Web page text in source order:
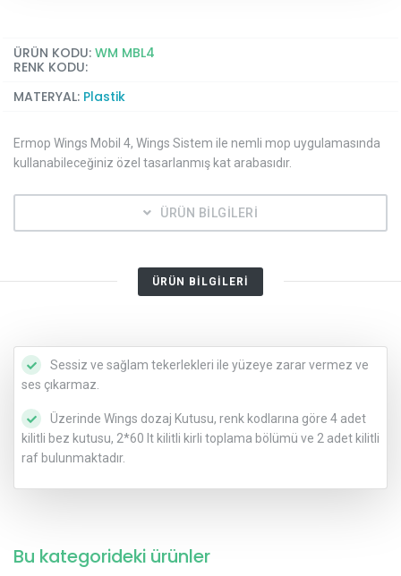
ÜRÜN KODU: WM MBL4
RENK KODU:
MATERYAL: Plastik
Ermop Wings Mobil 4, Wings Sistem ile nemli mop uygulamasında
kullanabileceğiniz özel tasarlanmış kat arabasıdır.
ÜRÜN BİLGİLERİ
ÜRÜN BİLGİLERİ
Sessiz ve sağlam tekerlekleri ile yüzeye zarar vermez ve
ses çıkarmaz.
Üzerinde Wings dozaj Kutusu, renk kodlarına göre 4 adet
kilitli bez kutusu, 2*60 lt kilitli kirli toplama bölümü ve 2 adet kilitli
raf bulunmaktadır.
Bu kategorideki ürünler